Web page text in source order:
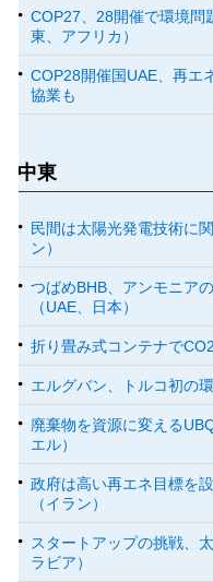
COP27、28開催で環境問
東、アフリカ）
COP28開催国UAE、再エ
協業も
中東
民間は太陽光発電技術に
ン）
つばめBHB、アンモニア
（UAE、日本）
折り畳み式コンテナで
エルグバン、トルコ初の
廃棄物を資源に変える
エル）
政府は高い再エネ目標を
（イラン）
スタートアップの挑戦、
ラビア）